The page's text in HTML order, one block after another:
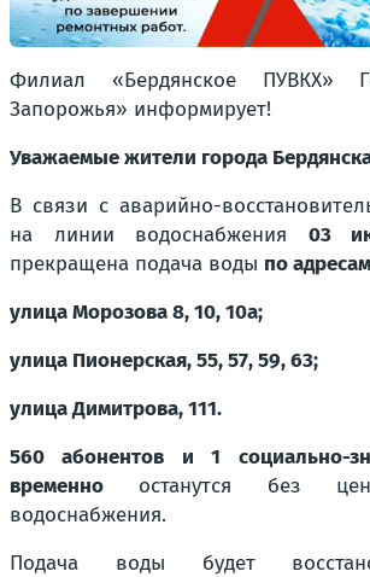
Филиал «Бердянское ПУВКХ»
Запорожья» информирует!
Уважаемые жители города
В связи с аварийно-
на линии водоснабжения 03
прекращена подача воды по
улица Морозова 8, 10, 10а;
улица Пионерская, 55, 57, 59, 63;
улица Димитрова, 111.
560 абонентов и 1 социально-
временно останутся без
водоснабжения.
Подача воды будет